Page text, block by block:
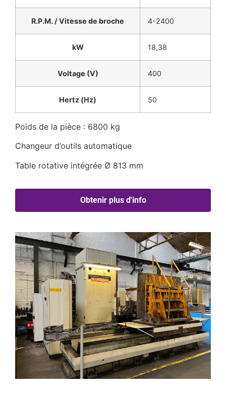
R.P.M. / Vitesse de broche 4-2400
kW 18,38
Voltage (V) 400
Hertz (Hz) 50
Poids de la pièce : 6800 kg
Changeur d’outils automatique
Table rotative intégrée Ø 813 mm
Obtenir plus d'info